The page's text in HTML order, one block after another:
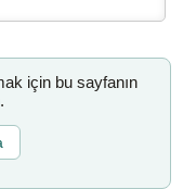
için bu sayfanın